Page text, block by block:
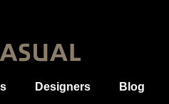
Designers Blog